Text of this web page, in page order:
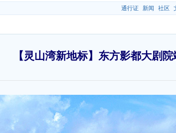
通行证 新闻 社区
【灵山湾新地标】东方影都大剧